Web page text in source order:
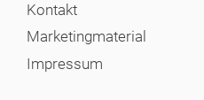
Kontakt
Marketingmaterial
Impressum